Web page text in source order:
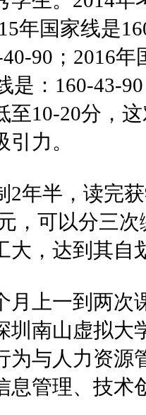
年国家线是
90；2016
是：160-43-
至10-20分，
力。
年半，读完
，可以分三
大，达到其自
上一到两次
圳南山虚拟大
为与人力资源
息管理、技术